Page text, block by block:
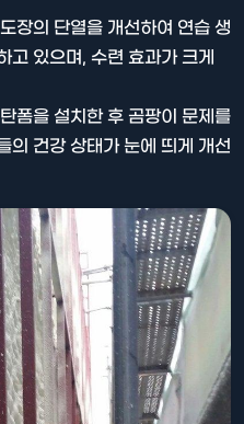
장의 단열을 개선하여 연습 생
고 있으며, 수련 효과가 크게
폼을 설치한 후 곰팡이 문제를
의 건강 상태가 눈에 띄게 개선